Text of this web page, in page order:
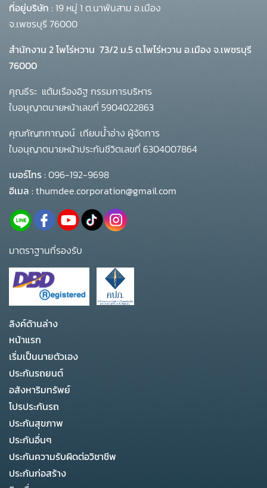
ที่อยู่บริษัท : 19 หมู่ 1 ต.นาพันสาม อ.เมือง
จ.เพชรบุรี 76000
สำนักงาน 2 โพโร่หวาน 73/2 ม.5 ต.โพไร่หวาน อ.เมือง จ.เพชรบุรี
76000
คุณธีระ แต้มเรืองอิฐ กรรมการบริหาร
ใบอนุญาตนายหน้าเลขที่ 5904022863
คุณกัญทกาญจน์ เทียบน้ำอ่าง ผู้จัดการ
ใบอนุญาตนายหน้าประกันชีวิตเลขที่ 6304007864
เบอร์โทร :096-192-9698
อีเมล :thumdee.corporation@gmail.com
มาตราฐานที่รองรับ
ลิงค์ด้านล่าง
หน้าแรก
เริ่มเป็นนายตัวเอง
ประกันรถยนต์
อสังหาริมทรัพย์
โปรประกันรถ
ประกันสุขภาพ
ประกันอื่นๆ
ประกันความรับผิดต่อวิชาชีพ
ประกันก่อสร้าง